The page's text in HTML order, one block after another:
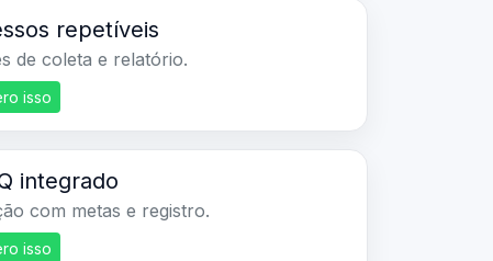
repetíveis
de coleta e relatório.
isso
integrado
com metas e registro.
isso